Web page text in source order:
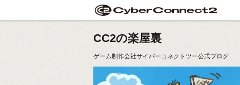
CC2の楽屋裏
ゲーム制作会社サイバーコネクトツー公式ブログ